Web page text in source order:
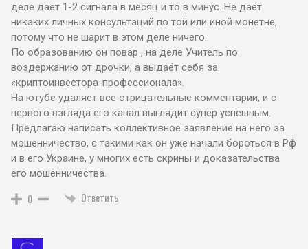
деле даёт 1-2 сигнала в месяц и то в минус. Не даёт
никаких личных консультаций по той или иной монетне,
потому что не шарит в этом деле ничего.
По образованию он повар , на деле Учитель по
воздержанию от дрочки, а выдаёт себя за
«криптоинвестора-профессионала».
На ютубе удаляет все отрицательные комментарии, и с
первого взгляда его канал выглядит супер успешным.
Предлагаю написать коллективное заявление на него за
мошенничество, с такими как он уже начали бороться в Рф
и в его Украине, у многих есть скрины и доказательства
его мошенничества.
0 Ответить